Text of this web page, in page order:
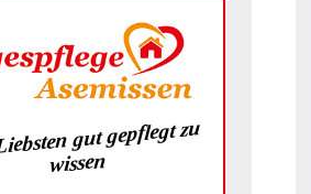
gut gepflegt zu
wissen